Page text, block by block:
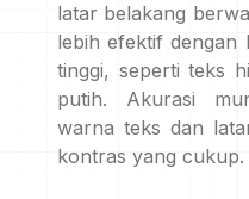
latar belakang
lebih efektif dengan
tinggi, seperti teks
putih. Akurasi
warna teks dan
kontras yang cukup.